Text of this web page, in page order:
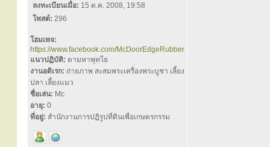
ลงทะเบียนเมื่อ: 15 ต.ค. 2008, 19:58
โพสต์: 296
โฮมเพจ:
https://www.facebook.com/McDoorEdgeRubber
แนวปฏิบัติ: ตามหาพุทโธ
งานอดิเรก: ถ่ายภาพ สะสมพระเครื่องพระบูชา เลี้ยง
ปลา เลี้ยงแมว
ชื่อเล่น: Mc
อายุ: 0
ที่อยู่: สำนักงานการปฏิรูปที่ดินเพื่อเกษตรกรรม